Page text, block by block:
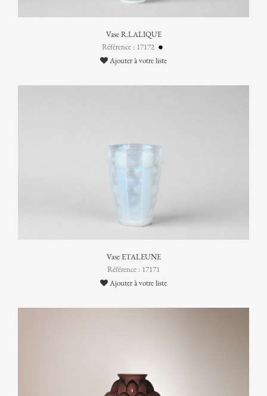
Vase R.LALIQUE
Référence : 17172
Ajouter à votre liste
Vase ETALEUNE
Référence : 17171
Ajouter à votre liste